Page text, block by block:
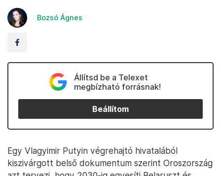
Bozsó Ágnes
Állítsd be a Telexet
megbízható forrásnak!
Beállítom
Egy Vlagyimir Putyin végrehajtó hivatalából
kiszivárgott belső dokumentum szerint Oroszország